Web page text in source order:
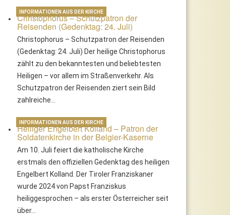
Christophorus – Schutzpatron der
Reisenden (Gedenktag: 24. Juli)
Christophorus – Schutzpatron der Reisenden
(Gedenktag: 24. Juli) Der heilige Christophorus
zählt zu den bekanntesten und beliebtesten
Heiligen – vor allem im Straßenverkehr. Als
Schutzpatron der Reisenden ziert sein Bild
zahlreiche…
INFORMATIONEN AUS DER KIRCHE
Heiliger Engelbert Kolland – Patron der
Soldatenkirche in der Belgier-Kaserne
Am 10. Juli feiert die katholische Kirche
erstmals den offiziellen Gedenktag des heiligen
Engelbert Kolland. Der Tiroler Franziskaner
wurde 2024 von Papst Franziskus
heiliggesprochen – als erster Österreicher seit
über…
INFORMATIONEN AUS DER KIRCHE